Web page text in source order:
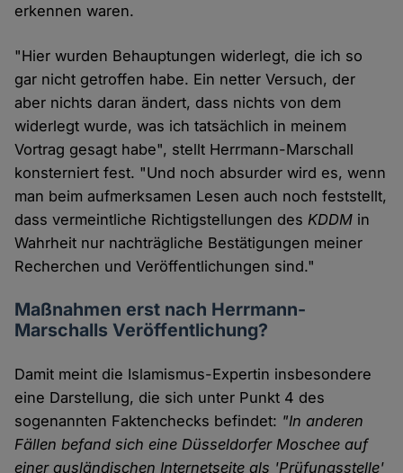
erkennen waren.
"Hier wurden Behauptungen widerlegt, die ich so
gar nicht getroffen habe. Ein netter Versuch, der
aber nichts daran ändert, dass nichts von dem
widerlegt wurde, was ich tatsächlich in meinem
Vortrag gesagt habe", stellt Herrmann-Marschall
konsterniert fest. "Und noch absurder wird es, wenn
man beim aufmerksamen Lesen auch noch feststellt,
dass vermeintliche Richtigstellungen desKDDM in
Wahrheit nur nachträgliche Bestätigungen meiner
Recherchen und Veröffentlichungen sind."
Maßnahmen erst nach Herrmann-
Marschalls Veröffentlichung?
Damit meint die Islamismus-Expertin insbesondere
eine Darstellung, die sich unter Punkt 4 des
sogenannten Faktenchecks befindet: "In anderen
Fällen befand sich eine Düsseldorfer Moschee auf
einer ausländischen Internetseite als 'Prüfungsstelle'